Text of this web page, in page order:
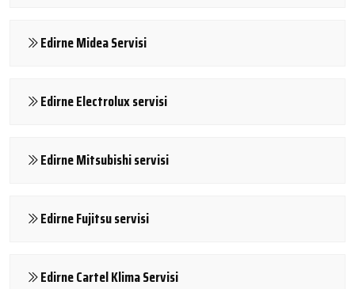
Edirne Midea Servisi
Edirne Electrolux servisi
Edirne Mitsubishi servisi
Edirne Fujitsu servisi
Edirne Cartel Klima Servisi